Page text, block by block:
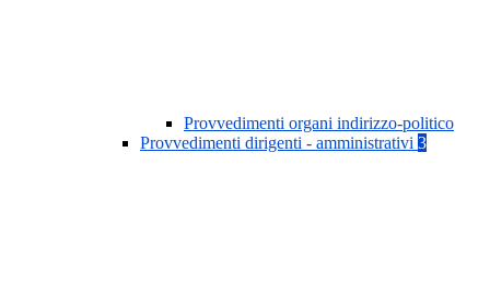
Provvedimenti organi indirizzo-politico
Provvedimenti dirigenti - amministrativi 3